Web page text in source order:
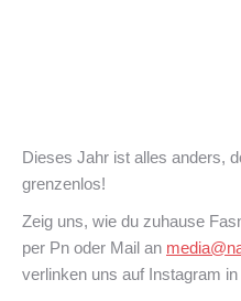
Dieses Jahr ist alles anders,
grenzenlos!
Zeig uns, wie du zuhause
per Pn oder Mail an
verlinken uns auf Instagram in